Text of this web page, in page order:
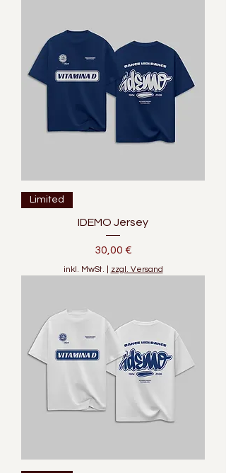
Limited
IDEMO Jersey
Preis
30,00 €
inkl. MwSt. zzgl. Versand